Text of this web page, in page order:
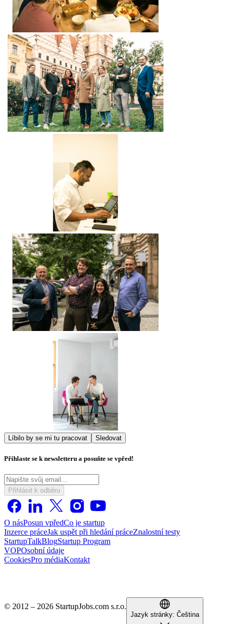
Líbilo by se mi tu pracovat Sledovat
Přihlaste se k newsletteru a posuňte se vpřed!
Přihlásit k odběru
O násPosun vpředCo je startup
Inzerce práceJak uspět při hledání práceZnalostní testy
StartupTalkBlogStartup Program
VOPOsobní údaje
CookiesPro médiaKontakt
© 2012 – 2026 StartupJobs.com s.r.o.
Jazyk stránky: Čeština